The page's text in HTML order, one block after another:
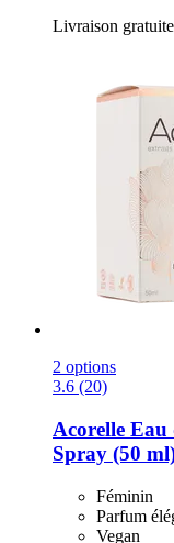
Livraison
2 options
3.6 (20)
Acorelle Eau
Spray (50
Féminin
Parfum
Vegan